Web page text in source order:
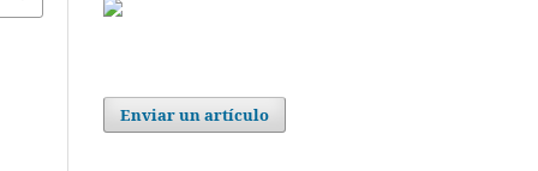
Enviar un artículo